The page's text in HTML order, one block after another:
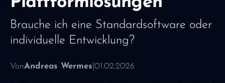
Brauche ich eine Standardsoftware oder
individuelle Entwicklung?
VonAndreas Wermes 01.02.2026